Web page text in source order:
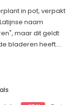
in pot, verpakt
naam
maar dit geldt
bladeren heeft....